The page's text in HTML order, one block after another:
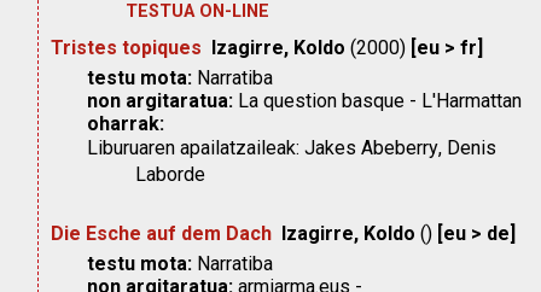
TESTUA ON-LINE
Tristes topiques Izagirre, Koldo (2000) [eu > fr]
testu mota: Narratiba
non argitaratua: La question basque - L'Harmattan
oharrak:
Liburuaren apailatzaileak: Jakes Abeberry, Denis
Laborde
Die Esche auf dem Dach Izagirre, Koldo () [eu > de]
testu mota: Narratiba
non argitaratua: armiarma.eus -